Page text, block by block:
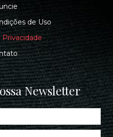
de Uso
Newsletter